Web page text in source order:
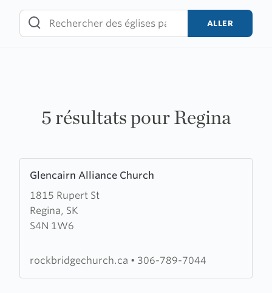
content
ALLER
5 résultats pour Regina
Glencairn Alliance Church
1815 Rupert St
Regina, SK
S4N 1W6
more
about
Glencairn
Alliance
rockbridgechurch.ca • 306-789-7044